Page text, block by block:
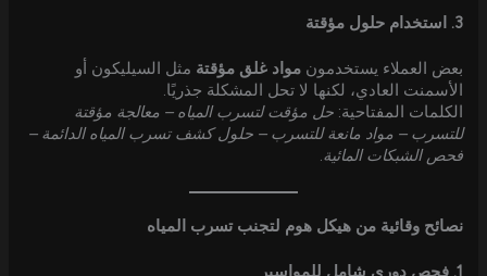
3. استخدام حلول مؤقتة
بعض العملاء يستخدمونمواد غلق مؤقتة مثل السيليكون أو
الأسمنت العادي، لكنها لا تحل المشكلة جذريًا.
الكلمات المفتاحية:حل مؤقت لتسرب المياه – معالجة مؤقتة
للتسرب – مواد مانعة للتسرب – حلول كشف تسرب المياه الدائمة –
فحص الشبكات المائية.
نصائح وقائية من هيكل هوم لتجنب تسرب المياه
1. فحص دوري شامل للمواسير